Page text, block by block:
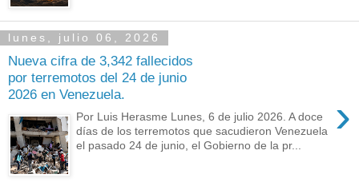
lunes, julio 06, 2026
Nueva cifra de 3,342 fallecidos
por terremotos del 24 de junio
2026 en Venezuela.
›
Por Luis Herasme Lunes, 6 de julio 2026. A doce
días de los terremotos que sacudieron Venezuela
el pasado 24 de junio, el Gobierno de la pr...